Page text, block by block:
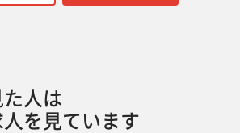
人は
を見ています